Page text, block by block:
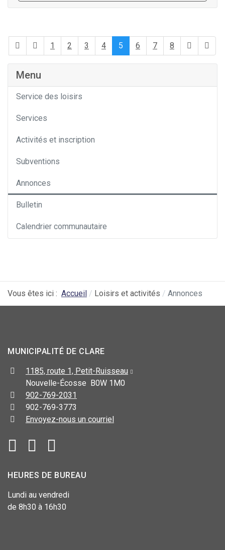
1 2 3 4 5 6 7 8
Menu
Service des loisirs
Services
Activités et inscription
Subventions
Annonces
Bulletin
Calendrier communautaire
Vous êtes ici : Accueil Loisirs et activités Annonces
MUNICIPALITÉ DE CLARE
1185, route 1, Petit-Ruisseau
Nouvelle-Écosse B0W 1M0
902-769-2031
902-769-3773
Envoyez-nous un courriel
HEURES DE BUREAU
Lundi au vendredi
de 8h30 à 16h30